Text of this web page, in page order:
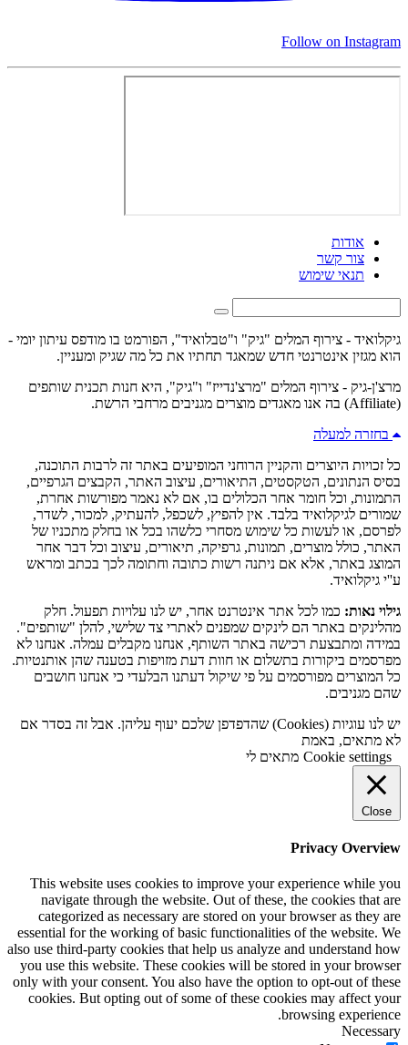
Follow on Instagram
אודות
צור קשר
תנאי שימוש
גיקלואיד - צירוף המלים "גיק" ו"טבלואיד", הפורמט בו מודפס עיתון יומי -
הוא מגזין אינטרנטי חדש שמאגד תחתיו את כל מה שגיק ומעניין.
מרצ'ן-גיק - צירוף המלים "מרצ'נדייז" ו"גיק", היא חנות תכנית שותפים
(Affiliate) בה אנו מאגדים מוצרים מגניבים מרחבי הרשת.
בחזרה למעלה
כל זכויות היוצרים והקניין הרוחני המופיעים באתר זה לרבות התוכנה,
בסיס הנתונים, הטקסטים, התיאורים, עיצוב האתר, הקבצים הגרפיים,
התמונות, וכל חומר אחר הכלולים בו, אם לא נאמר מפורשות אחרת,
שמורים לגיקלואיד בלבד. אין להפיץ, לשכפל, להעתיק, למכור, לשדר,
לפרסם, או לעשות כל שימוש מסחרי כלשהו בכל או בחלק מתכניו של
האתר, כולל מוצרים, תמונות, גרפיקה, תיאורים, עיצוב וכל דבר אחר
המוצג באתר, אלא אם ניתנה רשות כתובה וחתומה לכך בכתב ומראש
ע''י גיקלואיד.
גילוי נאות: כמו לכל אתר אינטרנט אחר, יש לנו עלויות תפעול. חלק
מהלינקים באתר הם לינקים שמפנים לאתרי צד שלישי, להלן "שותפים".
במידה ומתבצעת רכישה באתר השותף, אנחנו מקבלים עמלה. אנחנו לא
מפרסמים ביקורות בתשלום או חוות דעת מזויפות בטענה שהן אותנטיות.
כל המוצרים מפורסמים על פי שיקול דעתנו הבלעדי כי אנחנו חושבים
שהם מגניבים.
יש לנו עוגיות (Cookies) שהדפדפן שלכם יעוף עליהן. אבל זה בסדר אם
לא מתאים, באמת
Cookie settings מתאים לי
Close
Privacy Overview
This website uses cookies to improve your experience while you
navigate through the website. Out of these, the cookies that are
categorized as necessary are stored on your browser as they are
essential for the working of basic functionalities of the website. We
also use third-party cookies that help us analyze and understand how
you use this website. These cookies will be stored in your browser
only with your consent. You also have the option to opt-out of these
cookies. But opting out of some of these cookies may affect your
browsing experience.
Necessary